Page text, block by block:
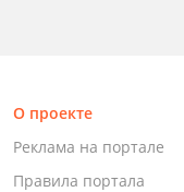
О проекте
Реклама на портале
Правила портала